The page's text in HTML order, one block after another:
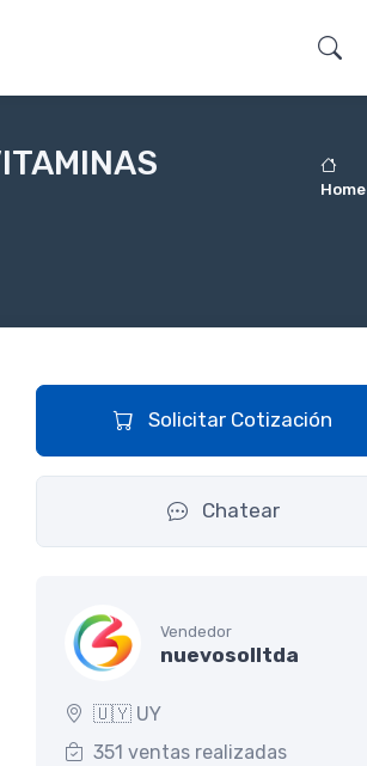
Home
Solicitar Cotización
Chatear
Vendedor
nuevosolltda
🇺🇾 UY
351 ventas realizadas